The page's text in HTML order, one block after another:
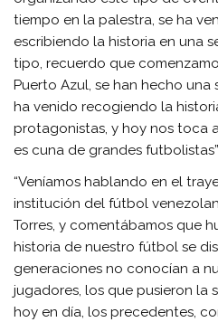
tiempo en la palestra, se ha
escribiendo la historia en una
tipo, recuerdo que
Puerto Azul, se han hecho
ha venido recogiendo la
protagonistas, y hoy nos toca
es cuna de grandes
“Veníamos hablando en el
institución del fútbol
Torres, y comentábamos que
historia de nuestro fútbol se
generaciones no conocían a
jugadores, los que pusieron la
hoy en día, los precedentes,